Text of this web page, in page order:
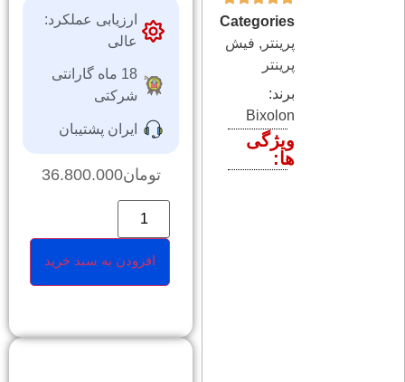
ارزیابی عملکرد:
عالی
18 ماه گارانتی
شرکتی
ایران پشتیبان
تومان36.800.000
افزودن به سبد خرید
Categories
پرینتر , فیش
پرینتر
برند:
Bixolon
ویژگی
ها: